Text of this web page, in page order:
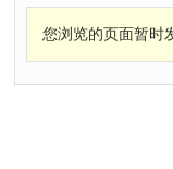
您浏览的页面暂时